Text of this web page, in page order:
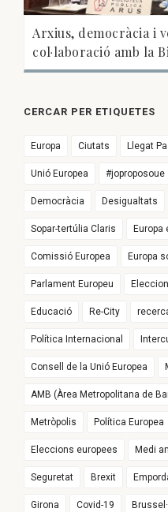
Arxius, democràcia i
col·laboració amb la
CERCAR PER ETIQUETES
Europa Ciutats Llegat
Unió Europea #joproposoue
Democràcia Desigualtats
Sopar-tertúlia Claris Europa
Comissió Europea Europa
Parlament Europeu
Educació Re-City
Política Internacional
Consell de la Unió Europea
AMB (Àrea Metropolitana de
Metròpolis Política Europea
Eleccions europees Medi
Seguretat Brexit
Girona Covid-19